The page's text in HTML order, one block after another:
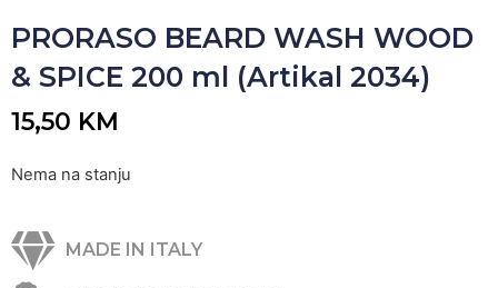
PRORASO BEARD WASH WOOD
& SPICE 200 ml (Artikal 2034)
15,50 KM
Nema na stanju
MADE IN ITALY